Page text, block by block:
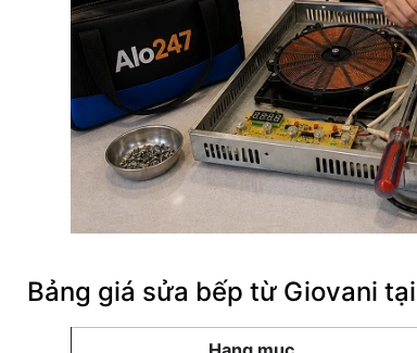
Bảng giá sửa bếp từ Giovani